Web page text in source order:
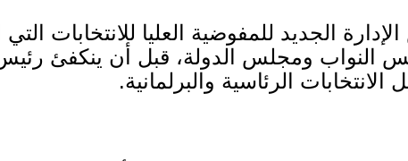
الجديد للمفوضية العليا للانتخابات
النواب ومجلس الدولة، قبل أن ينكفئ
الرئاسية والبرلمانية.